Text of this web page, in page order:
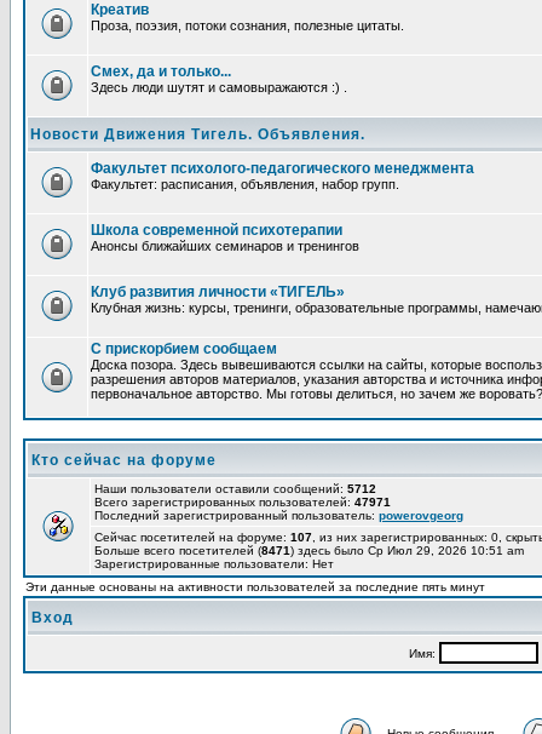
Креатив
Проза, поэзия, потоки сознания, полезные цитаты.
Смех, да и только...
Здесь люди шутят и самовыражаются :) .
Новости Движения Тигель. Объявления.
Факультет психолого-педагогического менеджмента
Факультет: расписания, объявления, набор групп.
Школа современной психотерапии
Анонсы ближайших семинаров и тренингов
Клуб развития личности «ТИГЕЛЬ»
Клубная жизнь: курсы, тренинги, образовательные программы,
С прискорбием сообщаем
Доска позора. Здесь вывешиваются ссылки на сайты, которые
разрешения авторов материалов, указания авторства и источника
первоначальное авторство. Мы готовы делиться, но зачем же воровать?
Кто сейчас на форуме
Наши пользователи оставили сообщений: 5712
Всего зарегистрированных пользователей: 47971
Последний зарегистрированный пользователь: powerovgeorg
Сейчас посетителей на форуме: 107 , из них зарегистрированных: 0,
Больше всего посетителей (8471) здесь было Ср Июл 29, 2026 10:51 am
Зарегистрированные пользователи: Нет
Эти данные основаны на активности пользователей за последние пять минут
Вход
Имя: